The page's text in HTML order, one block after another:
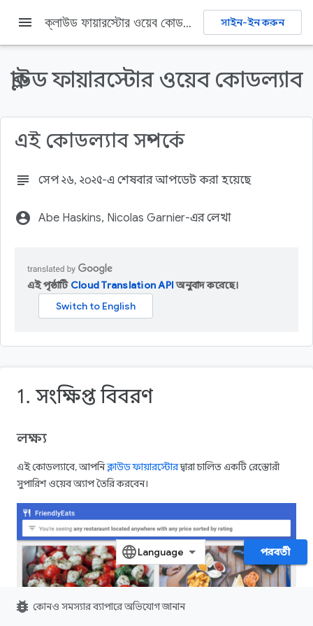
Firebase Firebase Codelabs
২. একটি ফায়ারবেস প্রকল্প তৈরি এবং সেট আপ করুন
Firebase পণ্য সেট আপ করুন
menu ক্লাউড ফায়ারস্টোর ওয়েব কোডল্যাব সাইন-ইন করুন
ক্লাউড ফায়ারস্টোর ওয়েব কোডল্যাব
এই কোডল্যাব সম্পর্কে
subject সেপ ২৬, ২০২৫-এ শেষবার আপডেট করা হয়েছে
account_circle Abe Haskins, Nicolas Garnier-এর লেখা
এই পৃষ্ঠাটি Cloud Translation APIঅনুবাদ করেছে।
1. সংক্ষিপ্ত বিবরণ
লক্ষ্য
এই কোডল্যাবে, আপনিক্লাউড ফায়ারস্টোরদ্বারা চালিত একটি রেস্তোরাঁ
সুপারিশ ওয়েব অ্যাপ তৈরি করবেন।
পরবর্তী
bug_report কোনও সমস্যার ব্যাপারে অভিযোগ জানান